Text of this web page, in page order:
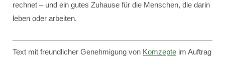
rechnet – und ein gutes Zuhause für die Menschen, die darin
leben oder arbeiten.
Text mit freundlicher Genehmigung von Komzepte im Auftrag